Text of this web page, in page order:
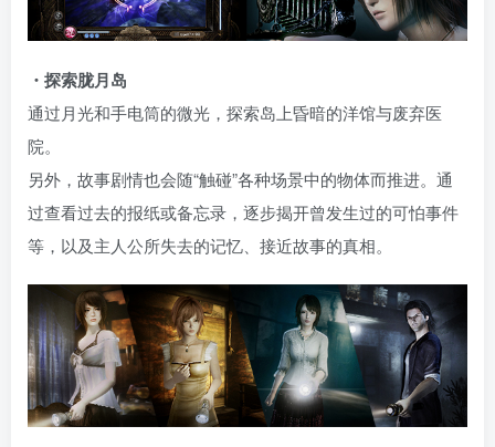
・探索胧月岛
通过月光和手电筒的微光，探索岛上昏暗的洋馆与废弃医
院。
另外，故事剧情也会随“触碰”各种场景中的物体而推进。通
过查看过去的报纸或备忘录，逐步揭开曾发生过的可怕事件
等，以及主人公所失去的记忆、接近故事的真相。